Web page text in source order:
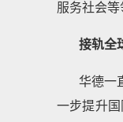
服务社会
接轨全
华德一
一步提升